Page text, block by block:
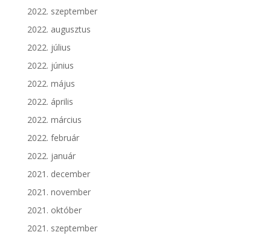
2022. szeptember
2022. augusztus
2022. július
2022. június
2022. május
2022. április
2022. március
2022. február
2022. január
2021. december
2021. november
2021. október
2021. szeptember